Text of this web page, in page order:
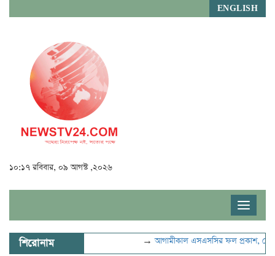
ENGLISH
১০:১৭ রবিবার, ০৯ আগস্ট ,২০২৬
Toggle
শিরোনাম আগামীকাল এসএসসির ফল প্রকাশ, যেভাবে